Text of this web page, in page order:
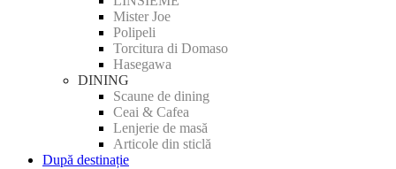
Mister Joe
Polipeli
Torcitura di Domaso
Hasegawa
DINING
Scaune de dining
Ceai & Cafea
Lenjerie de masă
Articole din sticlă
După destinație